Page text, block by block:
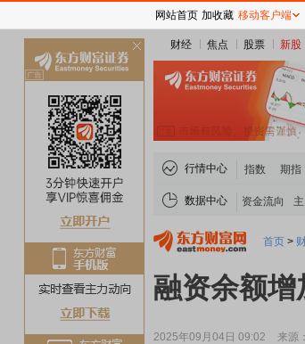
财经 焦点 股票 新股
行情中心 指数 期指
数据中心 资金流向
首页 >
融资余额
2025年09月04日 09:02 来源
网站首页 加收藏 移动客户端
关